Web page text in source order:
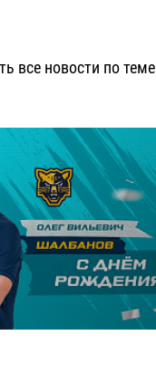
все новости по теме